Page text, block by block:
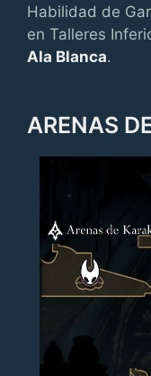
Habilidad de
en Talleres
Ala Blanca.
ARENAS